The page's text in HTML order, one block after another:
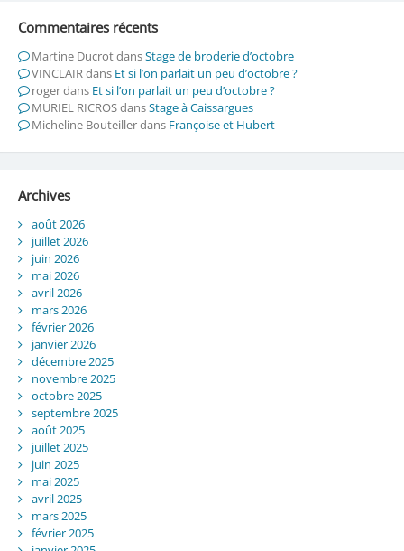
Commentaires récents
Martine DucrotdansStage de broderie d’octobre
VINCLAIRdans Et si l’on parlait un peu d’octobre ?
rogerdans Et si l’on parlait un peu d’octobre ?
MURIEL RICROSdansStage à Caissargues
Micheline Bouteillerdans Françoise et Hubert
Archives
août 2026
juillet 2026
juin 2026
mai 2026
avril 2026
mars 2026
février 2026
janvier 2026
décembre 2025
novembre 2025
octobre 2025
septembre 2025
août 2025
juillet 2025
juin 2025
mai 2025
avril 2025
mars 2025
février 2025